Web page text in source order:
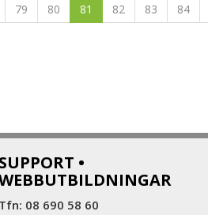
79 80 81 82 83 84
SUPPORT •
Tfn: 08 690 58 60